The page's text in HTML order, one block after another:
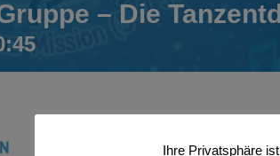
– Die
Ihre Privatsphäre